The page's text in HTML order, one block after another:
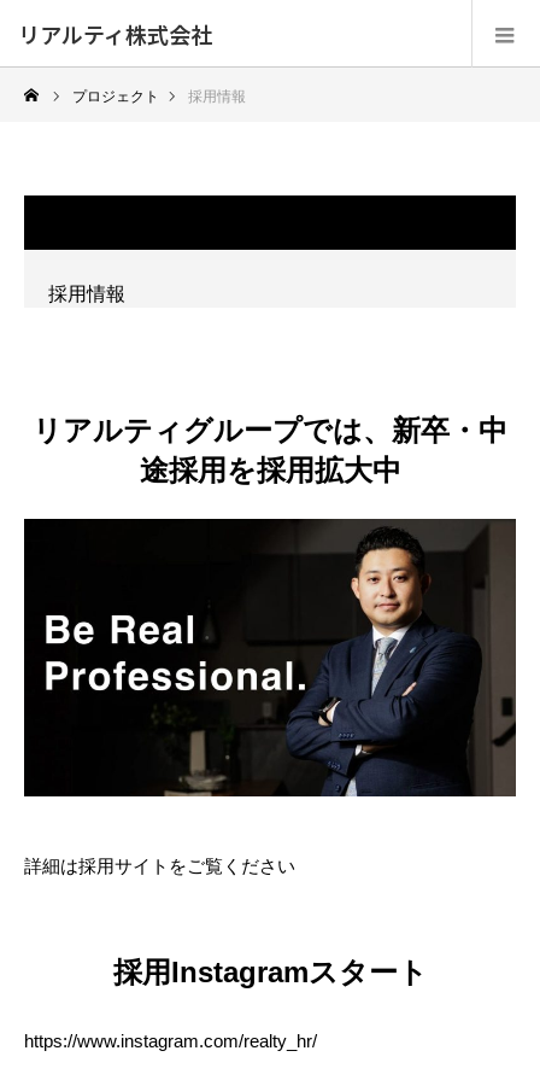
リアルティ株式会社
プロジェクト 採用情報
採用情報
リアルティグループでは、新卒・中
途採用を採用拡大中
詳細は採用サイトをご覧ください
採用Instagramスタート
https://www.instagram.com/realty_hr/